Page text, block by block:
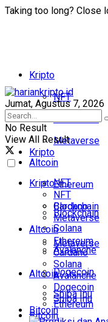
Taking too long? Close
Kripto
NFT
Blockchain
Metaverse
Altcoin
Ethereum
Cardano
Solana
Avalanche
Dogecoin
Shiba Inu
Bitcoin
Jumat, Agustus 7, 2026
No Result
View All Result
Kripto
NFT
Blockchain
Metaverse
Altcoin
Ethereum
Kripto
NFT
Blockchain
Metaverse
Altcoin
Ethereum
Cardano
Solana
Avalanche
Dogecoin
Shiba Inu
Bitcoin